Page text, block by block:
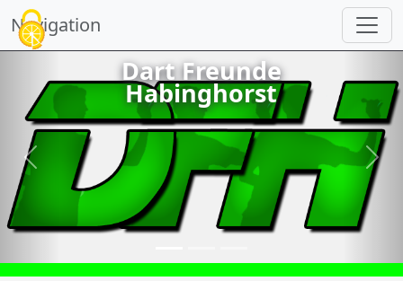
Navigation
vorheriges
Dart Freunde
Habinghorst
Cookie-Einstellungen